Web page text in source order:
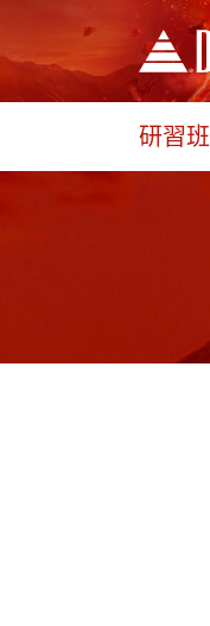
研習班